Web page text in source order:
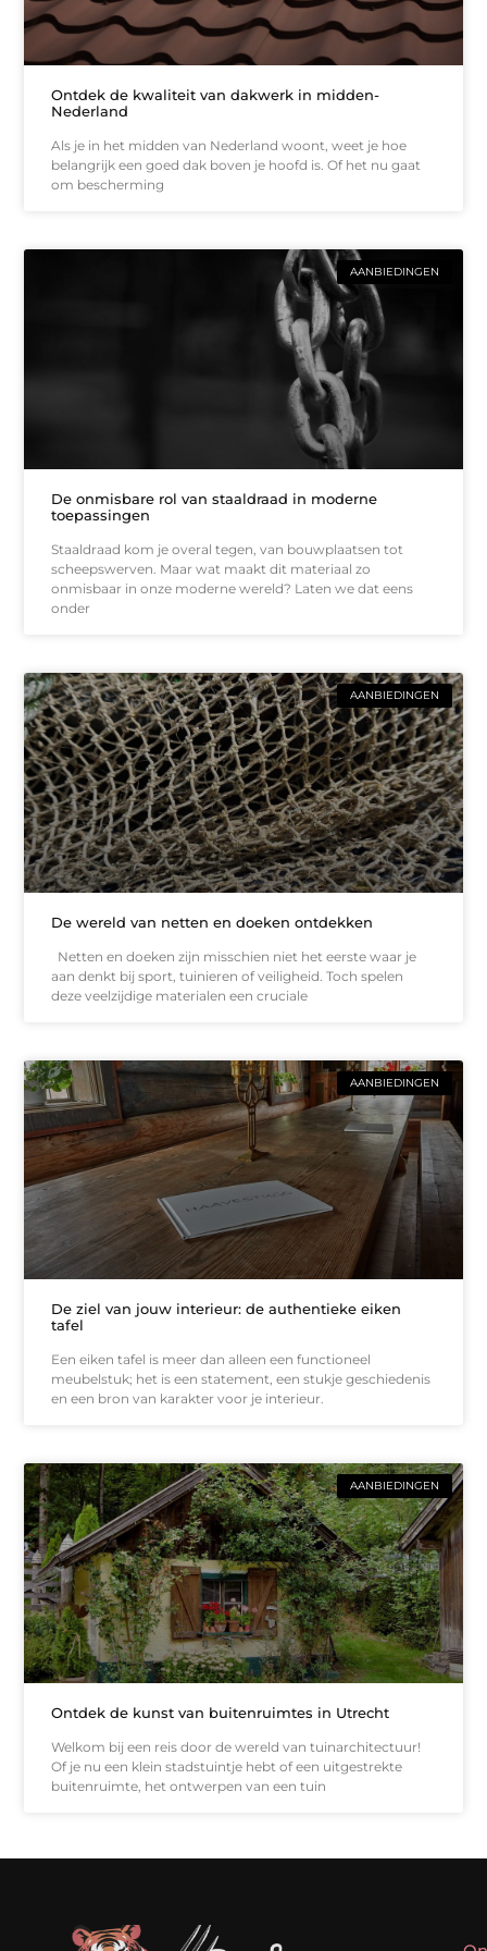
Ontdek de kwaliteit van dakwerk in midden-
Nederland
Als je in het midden van Nederland woont, weet je hoe
belangrijk een goed dak boven je hoofd is. Of het nu gaat
om bescherming
AANBIEDINGEN
De onmisbare rol van staaldraad in moderne
toepassingen
Staaldraad kom je overal tegen, van bouwplaatsen tot
scheepswerven. Maar wat maakt dit materiaal zo
onmisbaar in onze moderne wereld? Laten we dat eens
onder
AANBIEDINGEN
De wereld van netten en doeken ontdekken
Netten en doeken zijn misschien niet het eerste waar je
aan denkt bij sport, tuinieren of veiligheid. Toch spelen
deze veelzijdige materialen een cruciale
AANBIEDINGEN
De ziel van jouw interieur: de authentieke eiken
tafel
Een eiken tafel is meer dan alleen een functioneel
meubelstuk; het is een statement, een stukje geschiedenis
en een bron van karakter voor je interieur.
AANBIEDINGEN
Ontdek de kunst van buitenruimtes in Utrecht
Welkom bij een reis door de wereld van tuinarchitectuur!
Of je nu een klein stadstuintje hebt of een uitgestrekte
buitenruimte, het ontwerpen van een tuin